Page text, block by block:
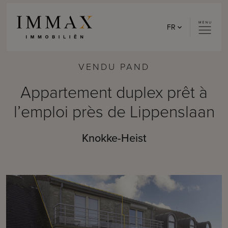
FR
VENDU PAND
Appartement duplex prêt à
l’emploi près de Lippenslaan
Knokke-Heist